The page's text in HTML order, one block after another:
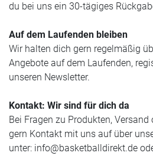
du bei uns ein 30-tägiges
Auf dem Laufenden bleiben
Wir halten dich gern regelmäßig
Angebote auf dem Laufenden,
unseren Newsletter.
Kontakt: Wir sind für dich da
Bei Fragen zu Produkten,
gern Kontakt mit uns auf über
unter: info@basketballdirekt.de